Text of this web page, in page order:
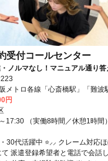
受付コールセンター
ノルマなし！マニュアル通り答
メトロ各線「心斎橋駅」「難波
円
17:30 （実働8時間／休憩1時間
30代活躍中 ⭐⸝⸝ クレーム対応
派遣登録希望者と電話で会話